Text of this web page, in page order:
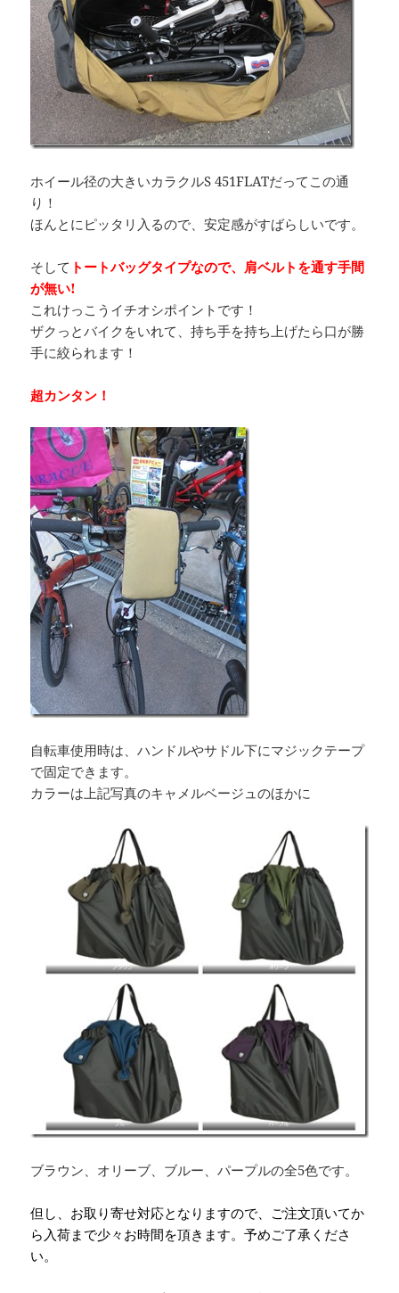
ホイール径の大きいカラクルS 451FLATだってこの通
り！
ほんとにピッタリ入るので、安定感がすばらしいです。
そして トートバッグタイプなので、肩ベルトを通す手間
が無い!
これけっこうイチオシポイントです！
ザクっとバイクをいれて、持ち手を持ち上げたら口が勝
手に絞られます！
超カンタン！
自転車使用時は、ハンドルやサドル下にマジックテープ
で固定できます。
カラーは上記写真のキャメルベージュのほかに
ブラウン、オリーブ、ブルー、パープルの全5色です。
但し、お取り寄せ対応となりますので、ご注文頂いてか
ら入荷まで少々お時間を頂きます。予めご了承くださ
い。